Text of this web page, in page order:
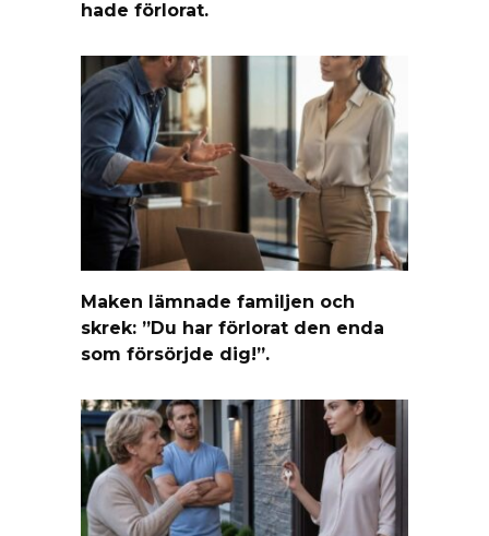
hade förlorat.
Maken lämnade familjen och
skrek: ”Du har förlorat den enda
som försörjde dig!”.